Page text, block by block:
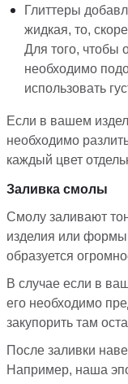
Глиттеры
жидкая, то,
Для того, чтобы
необходимо
использовать
Если в вашем
необходимо
каждый цвет
Заливка смолы
Смолу заливают
изделия или
образуется
В случае если в
его необходимо
закупорить там
После заливки
Например, наша